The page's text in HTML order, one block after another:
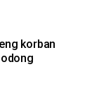
korban